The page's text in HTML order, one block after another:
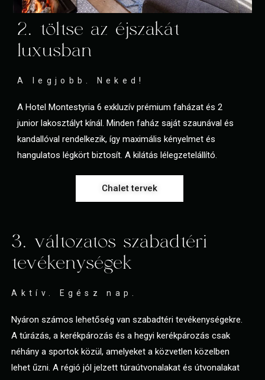
2. töltse az éjszakát
luxusban
A legjobb. Neked!
A Hotel Montestyria 6 exkluzív prémium faházat és 2
junior lakosztályt kínál. Minden faház saját szaunával és
kandallóval rendelkezik, így maximális kényelmet és
hangulatos légkört biztosít. A kilátás lélegzetelállító.
Chalet tervek
3. változatos szabadtéri
tevékenységek
Aktív. Egész nap.
Nyáron számos lehetőség van szabadtéri tevékenységekre.
A túrázás, a kerékpározás és a hegyi kerékpározás csak
néhány a sportok közül, amelyeket a közvetlen közelben
lehet űzni. A régió jól jelzett túraútvonalakat és útvonalakat